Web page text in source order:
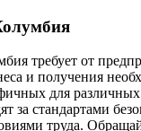
требует от
и получения
для различных
за стандартами
труда.